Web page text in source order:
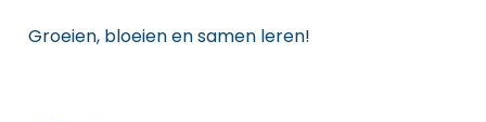
Groeien, bloeien en samen leren!